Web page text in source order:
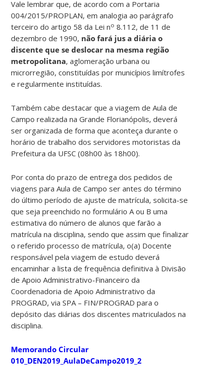
Vale lembrar que, de acordo com a Portaria
004/2015/PROPLAN, em analogia ao parágrafo
terceiro do artigo 58 da Lei no 8.112, de 11 de
dezembro de 1990, não fará jus a diária o
discente que se deslocar na mesma região
metropolitana, aglomeração urbana ou
microrregião, constituídas por municípios limítrofes
e regularmente instituídas.
Também cabe destacar que a viagem de Aula de
Campo realizada na Grande Florianópolis, deverá
ser organizada de forma que aconteça durante o
horário de trabalho dos servidores motoristas da
Prefeitura da UFSC (08h00 às 18h00).
Por conta do prazo de entrega dos pedidos de
viagens para Aula de Campo ser antes do término
do último período de ajuste de matrícula, solicita-se
que seja preenchido no formulário A ou B uma
estimativa do número de alunos que farão a
matrícula na disciplina, sendo que assim que finalizar
o referido processo de matrícula, o(a) Docente
responsável pela viagem de estudo deverá
encaminhar a lista de frequência definitiva à Divisão
de Apoio Administrativo-Financeiro da
Coordenadoria de Apoio Administrativo da
PROGRAD, via SPA – FIN/PROGRAD para o
depósito das diárias dos discentes matriculados na
disciplina.
Memorando Circular
010_DEN2019_AulaDeCampo2019_2